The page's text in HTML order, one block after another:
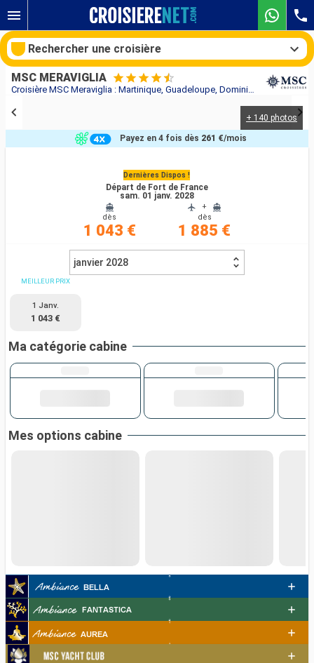
Croisière MSC Meraviglia : Martinique, Guadeloupe, Dominique, Saint-Martin, Saint-Christophe-et-Niévès, Antigua-et-Barbuda au départ de Fort de France
MSC MERAVIGLIA
+ 140 photos
Dernières Dispos !
Départ de Fort de France
sam. 01 janv. 2028
dès
1 043 €
+
dès
1 885 €
Payez en 4 fois dès 261 €/mois
janvier 2028
MEILLEUR PRIX
1 Janv.
1 043 €
Ma catégorie cabine
Mes options cabine
Rechercher une croisière
Compagnies
Rechercher